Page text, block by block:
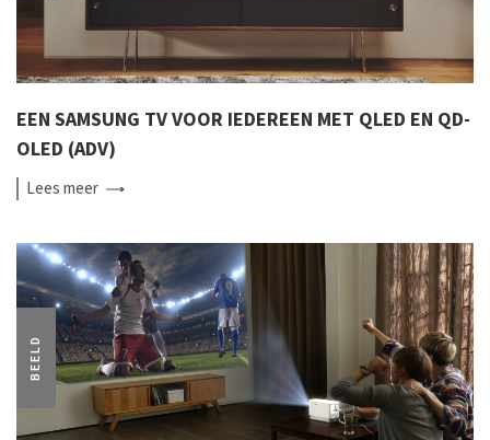
EEN SAMSUNG TV VOOR IEDEREEN MET QLED EN QD-
OLED (ADV)
Leesmeer
BEELD